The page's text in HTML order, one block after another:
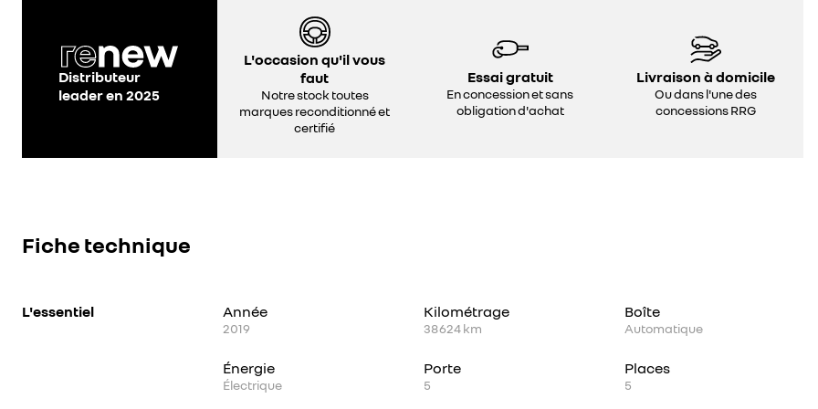
Distributeur
leader en 2025
L'occasion qu'il vous
faut
Notre stock toutes
marques reconditionné et
certifié
Essai gratuit
En concession et sans
obligation d'achat
Livraison à domicile
Ou dans l'une des
concessions RRG
Fiche technique
L'essentiel Année
2019
Kilométrage
38 624 km
Boîte
Automatique
Énergie
Électrique
Porte
5
Places
5